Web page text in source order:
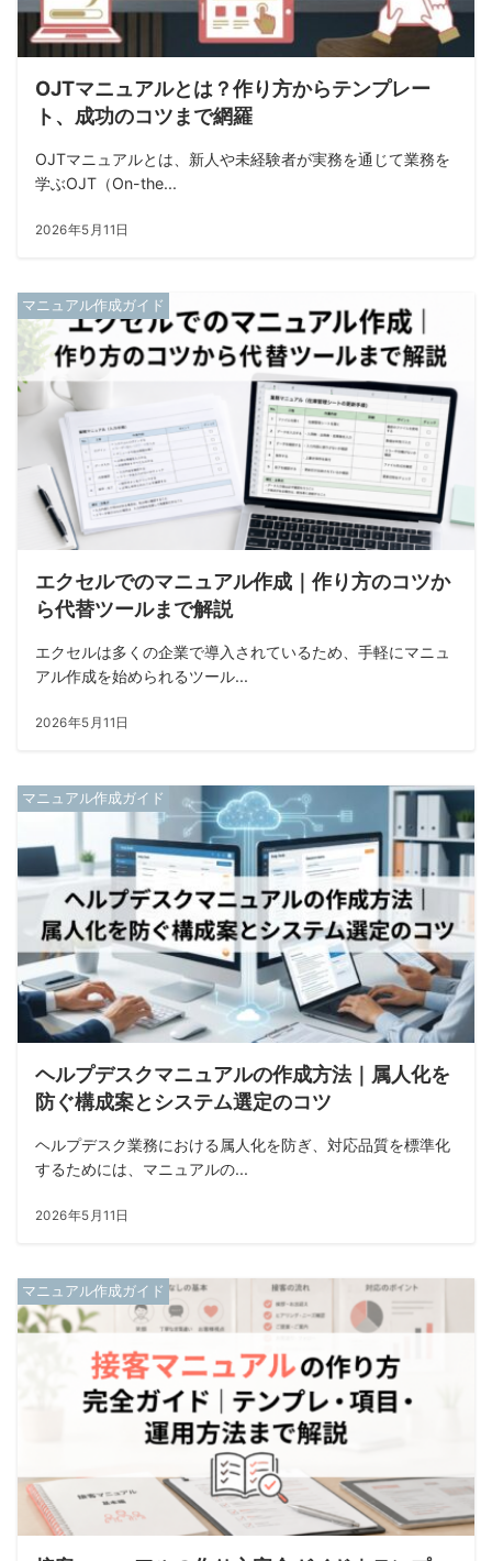
OJTマニュアルとは？作り方からテンプレー
ト、成功のコツまで網羅
OJTマニュアルとは、新人や未経験者が実務を通じて業務を
学ぶOJT（On-the...
2026年5月11日
マニュアル作成ガイド
エクセルでのマニュアル作成｜作り方のコツか
ら代替ツールまで解説
エクセルは多くの企業で導入されているため、手軽にマニュ
アル作成を始められるツール...
2026年5月11日
マニュアル作成ガイド
ヘルプデスクマニュアルの作成方法｜属人化を
防ぐ構成案とシステム選定のコツ
ヘルプデスク業務における属人化を防ぎ、対応品質を標準化
するためには、マニュアルの...
2026年5月11日
マニュアル作成ガイド